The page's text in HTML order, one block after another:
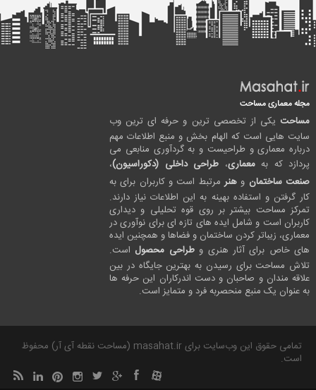
مجله معماری مساحت
مساحت یکی از تخصصی ترین و حرفه ای ترین وب
سایت هایی است که الهام بخش و منبع اطلاعات مهم
درباره معماری و طراحیست و به گردآوری منابعی می
پردازد که بهمعماری، طراحی داخلی (دکوراسیون)،
صنعت ساختمان و هنرمرتبط است و کاربران برای به
کار گرفتن و استفاده بهینه به این اطلاعات نیاز دارند.
تمرکز مساحت بیشتر بر روی قوه تحلیلی و دیداری
کاربران است و شامل ایده های تازه ای برای نوآوری در
معماری، زیباتر کردن ساختمان و فضاها و همچنین ایده
های خاص برای آثار هنری وطراحی محصول است.
تلاش مساحت برای رسیدن به بهترین جایگاه در بین
علاقه مندان و صاحبان و دست اندرکاران این حرفه ها
به عنوان یک منبع منحصربه فرد و متمایز است.
تمامی حقوق این وب‌سایت برای masahat.ir (مساحت نقطه آی آر) محفوظ
است.